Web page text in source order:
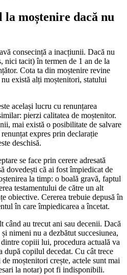
moștenire dacă nu
consecință a inacțiunii. Dacă nu
nici tacit) în termen de 1 an de la
Cota ta din moștenire revine
există alți moștenitori, statului
același lucru cu renunțarea
pierzi calitatea de moștenitor.
mai există o posibilitate de salvare
expres prin declarație
deschisă.
se face prin cerere adresată
dovedești că ai fost împiedicat de
la timp: o boală gravă, faptul
testamentului de către un alt
obiective. Cererea trebuie depusă în
în care împiedicarea a încetat.
când au trecut ani sau decenii. Dacă
nimeni nu a dezbătut succesiunea,
copiii lui, procedura actuală va
după copilul decedat. Cu cât trece
moștenitori crește, actele sunt mai
la notar) pot fi indisponibili.